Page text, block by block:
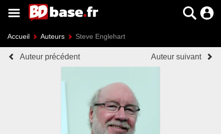
Accueil Auteurs Steve Englehart
Auteur précédent Auteur suivant